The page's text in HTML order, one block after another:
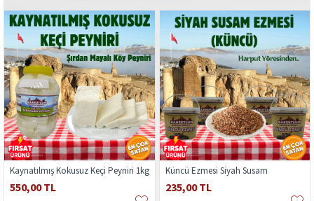
Kaynatılmış Kokusuz Keçi Peyniri 1kg
550,00 TL
Küncü Ezmesi Siyah Susam
235,00 TL